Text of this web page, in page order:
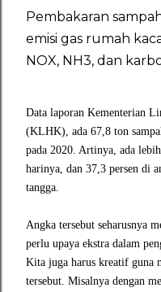
Pembakaran
emisi gas rumah
NOX, NH3, dan
Data laporan Kementerian
(KLHK), ada 67,8 ton
pada 2020. Artinya, ada
harinya, dan 37,3 persen di
tangga.
Angka tersebut seharusnya
perlu upaya ekstra dalam
Kita juga harus kreatif guna
tersebut. Misalnya dengan